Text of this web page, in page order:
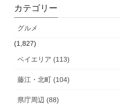
カテゴリー
グルメ
(1,827)
ベイエリア (113)
藤江・北町 (104)
県庁周辺 (88)